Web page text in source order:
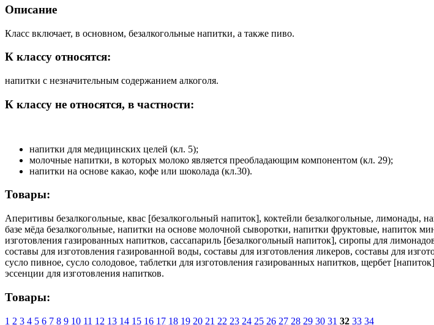
Описание
Класс включает, в основном, безалкогольные напитки, а также пиво.
К классу относятся:
напитки с незначительным содержанием алкоголя.
К классу не относятся, в частности:
напитки для медицинских целей (кл. 5);
молочные напитки, в которых молоко является преобладающим компонентом (кл. 29);
напитки на основе какао, кофе или шоколада (кл.30).
Товары:
Аперитивы безалкогольные, квас [безалкогольный напиток], коктейли безалкогольные, лимонады,
базе мёда безалкогольные, напитки на основе молочной сыворотки, напитки фруктовые, напиток
изготовления газированных напитков, сассапариль [безалкогольный напиток], сиропы для
составы для изготовления газированной воды, составы для изготовления ликеров, составы для
сусло пивное, сусло солодовое, таблетки для изготовления газированных напитков, щербет
эссенции для изготовления напитков.
Товары:
1 2 3 4 5 6 7 8 9 10 11 12 13 14 15 16 17 18 19 20 21 22 23 24 25 26 27 28 29 30 31 32 33 34